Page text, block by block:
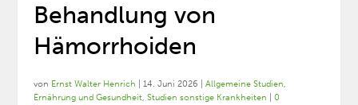
Behandlung von
Hämorrhoiden
von Ernst Walter Henrich |14. Juni 2026 |Allgemeine Studien,
Ernährung und Gesundheit,Studien sonstige Krankheiten |0